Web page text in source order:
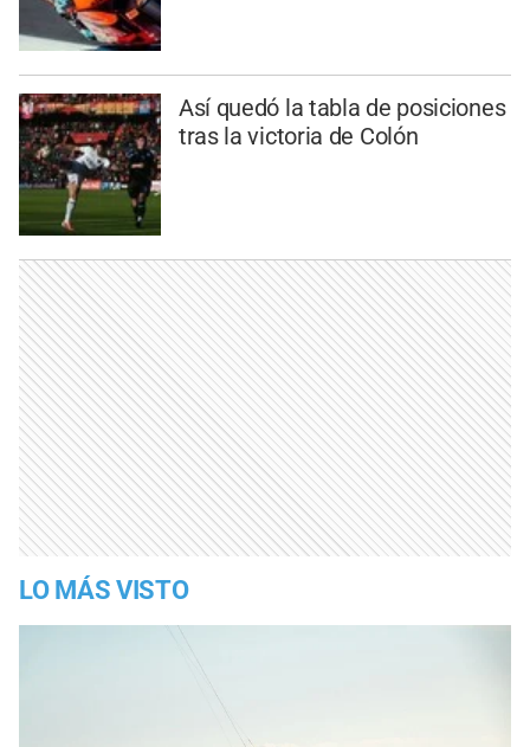
Así quedó la tabla de posiciones
tras la victoria de Colón
LO MÁS VISTO